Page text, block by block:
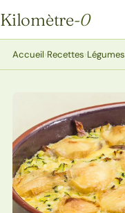
Kilomètre-0
Kilomètre-0
Accueil›Recettes›Légumes